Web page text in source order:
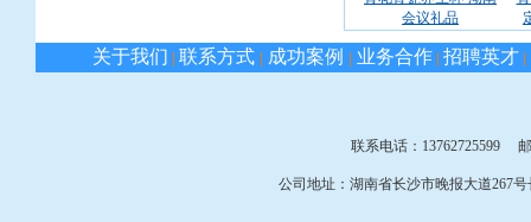
会议礼品
关于我们 | 联系方式 | 成功案例 | 业务合作 | 招聘英才 |
联系电话：13762725599
公司地址：湖南省长沙市晚报大道267